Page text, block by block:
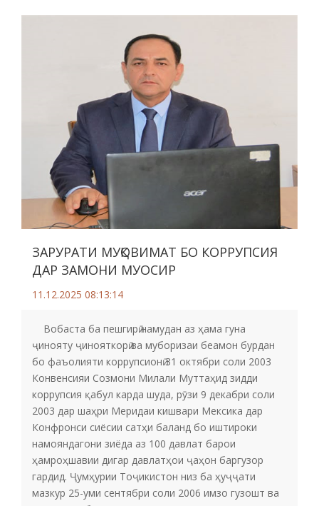
ЗАРУРАТИ МУҚОВИМАТ БО КОРРУПСИЯ
ДАР ЗАМОНИ МУОСИР
11.12.2025 08:13:14
Вобаста ба пешгирӣ намудан аз ҳама гуна
ҷинояту ҷинояткорӣ ва муборизаи беамон бурдан
бо фаъолияти коррупсионӣ 31 октябри соли 2003
Конвенсияи Созмони Милали Муттаҳид зидди
коррупсия қабул карда шуда, рӯзи 9 декабри соли
2003 дар шаҳри Меридаи кишвари Мексика дар
Конфронси сиёсии сатҳи баланд бо иштироки
намояндагони зиёда аз 100 давлат барои
ҳамроҳшавии дигар давлатҳои ҷаҳон баргузор
гардид. Ҷумҳурии Тоҷикистон низ ба ҳуҷҷати
мазкур 25-уми сентябри соли 2006 имзо гузошт ва